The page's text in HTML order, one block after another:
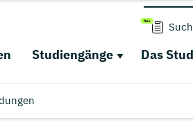
Studiengänge Das